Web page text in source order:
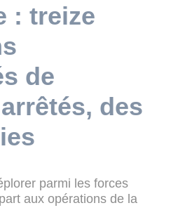
: treize
de
des
parmi les forces
aux opérations de la